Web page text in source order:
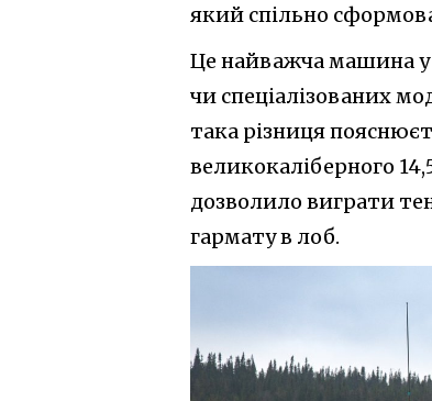
який спільно
Це найважча машина у
чи спеціалізованих
така різниця
великокаліберного
дозволило виграти
гармату в лоб.